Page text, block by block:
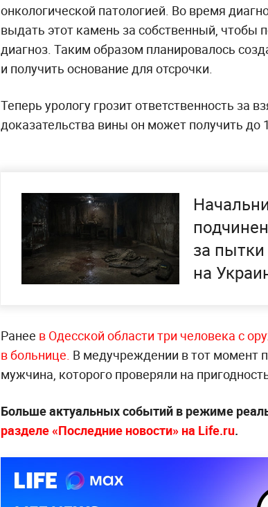
онкологической патологией. Во время
выдать этот камень за собственный, чтобы
диагноз. Таким образом планировалось
и получить основание для отсрочки.
Теперь урологу грозит ответственность за
доказательства вины он может получить до
за
на
Ранее в Одесской области три человека с
в больнице. В медучреждении в тот момент
мужчина, которого проверяли на
Больше актуальных событий в режиме
разделе «Последние новости» на Life.ru.